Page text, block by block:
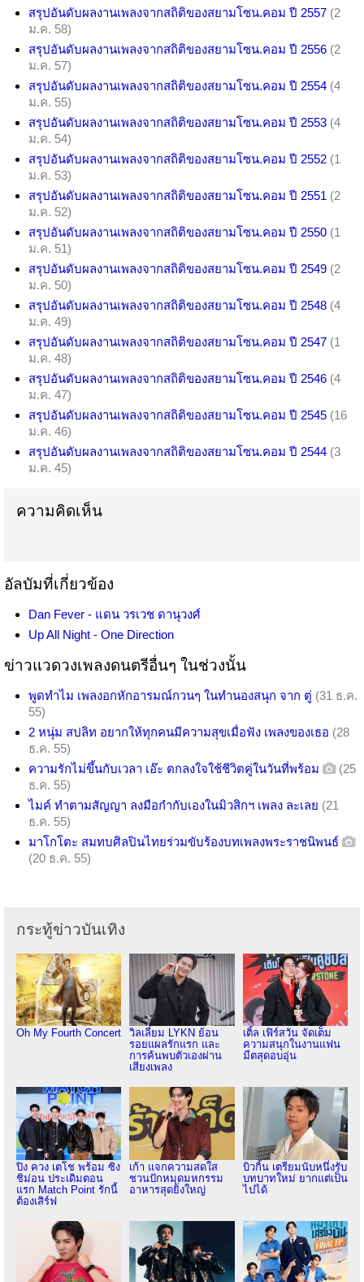
สรุปอันดับผลงานเพลงจากสถิติของสยามโซน.คอม ปี 2557 (2
ม.ค. 58)
สรุปอันดับผลงานเพลงจากสถิติของสยามโซน.คอม ปี 2556 (2
ม.ค. 57)
สรุปอันดับผลงานเพลงจากสถิติของสยามโซน.คอม ปี 2554 (4
ม.ค. 55)
สรุปอันดับผลงานเพลงจากสถิติของสยามโซน.คอม ปี 2553 (4
ม.ค. 54)
สรุปอันดับผลงานเพลงจากสถิติของสยามโซน.คอม ปี 2552 (1
ม.ค. 53)
สรุปอันดับผลงานเพลงจากสถิติของสยามโซน.คอม ปี 2551 (2
ม.ค. 52)
สรุปอันดับผลงานเพลงจากสถิติของสยามโซน.คอม ปี 2550 (1
ม.ค. 51)
สรุปอันดับผลงานเพลงจากสถิติของสยามโซน.คอม ปี 2549 (2
ม.ค. 50)
สรุปอันดับผลงานเพลงจากสถิติของสยามโซน.คอม ปี 2548 (4
ม.ค. 49)
สรุปอันดับผลงานเพลงจากสถิติของสยามโซน.คอม ปี 2547 (1
ม.ค. 48)
สรุปอันดับผลงานเพลงจากสถิติของสยามโซน.คอม ปี 2546 (4
ม.ค. 47)
สรุปอันดับผลงานเพลงจากสถิติของสยามโซน.คอม ปี 2545 (16
ม.ค. 46)
สรุปอันดับผลงานเพลงจากสถิติของสยามโซน.คอม ปี 2544 (3
ม.ค. 45)
ความคิดเห็น
อัลบัมที่เกี่ยวข้อง
Dan Fever - แดน วรเวช ดานุวงศ์
Up All Night - One Direction
ข่าวแวดวงเพลงดนตรีอื่นๆ ในช่วงนั้น
พูดทำไม เพลงอกหักอารมณ์กวนๆ ในทำนองสนุก จาก ตู่ (31 ธ.ค.
55)
2 หนุ่ม สปลิท อยากให้ทุกคนมีความสุขเมื่อฟัง เพลงของเธอ (28
ธ.ค. 55)
ความรักไม่ขึ้นกับเวลา เอ๊ะ ตกลงใจใช้ชีวิตคู่ในวันที่พร้อม
(25
ธ.ค. 55)
ไมค์ ทำตามสัญญา ลงมือกำกับเองในมิวสิกฯ เพลง ละเลย (21
ธ.ค. 55)
มาโกโตะ สมทบศิลปินไทยร่วมขับร้องบทเพลงพระราชนิพนธ์
(20 ธ.ค. 55)
กระทู้ข่าวบันเทิง
Oh My Fourth Concert
วิลเลี่ยม LYKN ย้อน
รอยแผลรักแรก และ
การค้นพบตัวเองผ่าน
เสียงเพลง
เติ้ล เฟิร์สวัน จัดเต็ม
ความสนุกในงานแฟน
มีตสุดอบอุ่น
ปิง ควง เตโช พร้อม ซิง
ชิม่อน ประเดิมตอน
แรก Match Point รักนี้
ต้องเสิร์ฟ
เก้า แจกความสดใส
ชวนปักหมุดมหกรรม
อาหารสุดยิ่งใหญ่
บิวกิ้น เตรียมนับหนึ่งรับ
บทบาทใหม่ ยากแต่เป็น
ไปได้